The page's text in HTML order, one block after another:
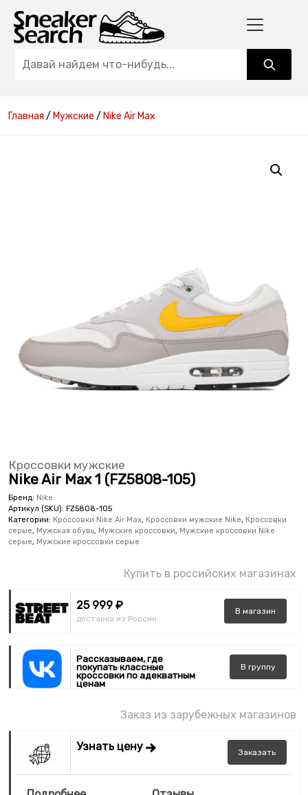
Главная / Мужские / Nike Air Max
Кроссовки мужские
Nike Air Max 1 (FZ5808-105)
Бренд: Nike
Артикул (SKU): FZ5808-105
Категории: Кроссовки Nike Air Max, Кроссовки мужские Nike, Кроссовки
серые, Мужская обувь, Мужские кроссовки, Мужские кроссовки Nike
серые, Мужские кроссовки серые
Купить в российских магазинах
25 999 ₽
доставка из России
В магазин
Рассказываем, где
покупать классные
кроссовки по адекватным
ценам
В группу
Заказ из зарубежных магазинов
Узнать цену Заказать